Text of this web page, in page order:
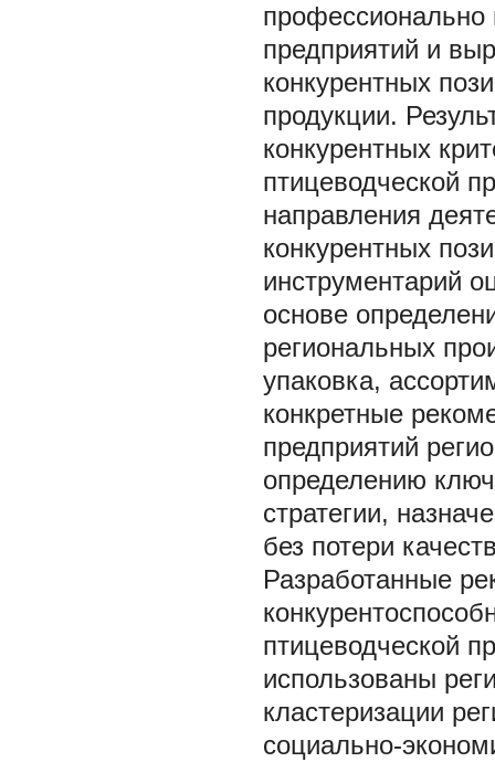
профессионально
предприятий и
конкурентных
продукции.
конкурентных
птицеводческой
направления
конкурентных
инструментарий
основе
региональных
упаковка,
конкретные
предприятий
определению
стратегии,
без потери
Разработанные
птицеводческой
использованы
кластеризации
социально-